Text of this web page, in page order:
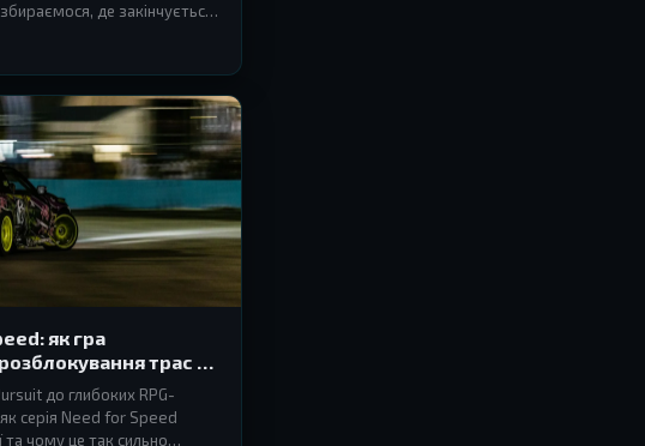
де закінчується
як гра
трас до
до глибоких RPG-
серія Need for Speed
та чому це так сильно